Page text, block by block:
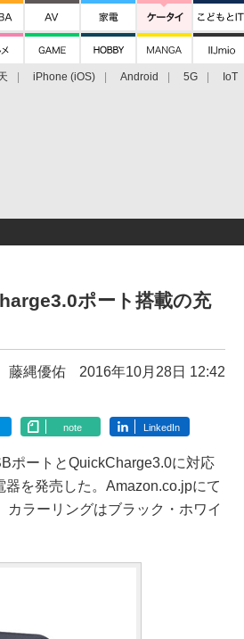
iPhone (iOS) Android 5G IoT
ポート搭載の充
藤縄優佑 2016年10月28日 12:42
note LinkedIn
ポートとQuickCharge3.0に対応
を発売した。Amazon.co.jpにて
ラーリングはブラック・ホワイ